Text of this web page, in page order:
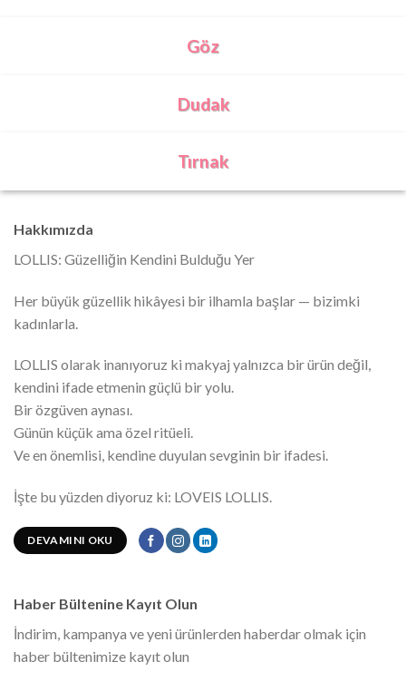
Göz
Dudak
Tırnak
Hakkımızda
LOLLIS: Güzelliğin Kendini Bulduğu Yer
Her büyük güzellik hikâyesi bir ilhamla başlar — bizimki
kadınlarla.
LOLLIS olarak inanıyoruz ki makyaj yalnızca bir ürün değil,
kendini ifade etmenin güçlü bir yolu.
Bir özgüven aynası.
Günün küçük ama özel ritüeli.
Ve en önemlisi, kendine duyulan sevginin bir ifadesi.
İşte bu yüzden diyoruz ki: LOVEIS LOLLIS.
DEVAMINI OKU
Haber Bültenine Kayıt Olun
İndirim, kampanya ve yeni ürünlerden haberdar olmak için
haber bültenimize kayıt olun